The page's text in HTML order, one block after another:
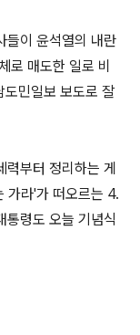
들이 윤석열의 내란
로 매도한 일로 비
도민일보 보도로 잘
부터 정리하는 게
가라'가 떠오르는 4.
령도 오늘 기념식